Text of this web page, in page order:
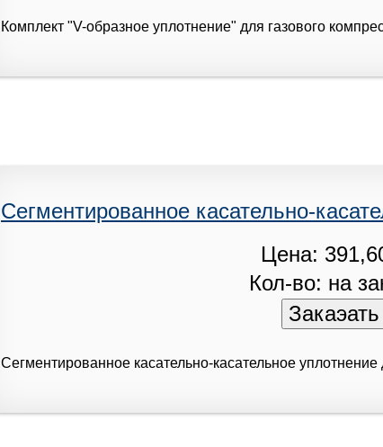
Комплект "V-образное уплотнение" для газового
Сегментированное касательно-
Цена:
Кол-во: на
Сегментированное касательно-касательное